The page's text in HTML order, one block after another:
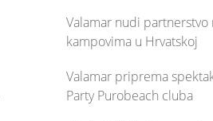
Valamar nudi
kampovima u Hrvatskoj
Valamar priprema
Party Purobeach cluba